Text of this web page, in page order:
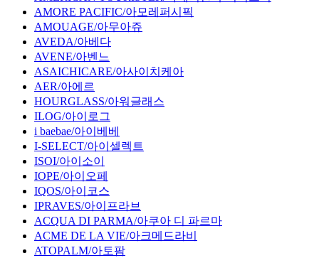
AMORE PACIFIC/아모레퍼시픽
AMOUAGE/아무아쥬
AVEDA/아베다
AVENE/아벤느
ASAICHICARE/아사이치케아
AER/아에르
HOURGLASS/아워글래스
ILOG/아이로그
i baebae/아이베베
I-SELECT/아이셀렉트
ISOI/아이소이
IOPE/아이오페
IQOS/아이코스
IPRAVES/아이프라브
ACQUA DI PARMA/아쿠아 디 파르마
ACME DE LA VIE/아크메드라비
ATOPALM/아토팜